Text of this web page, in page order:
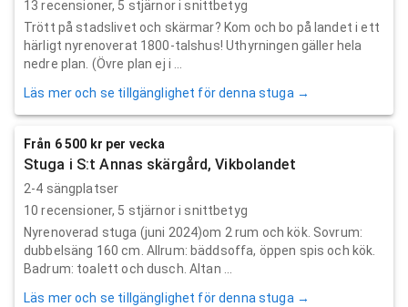
13 recensioner, 5 stjärnor i snittbetyg
Trött på stadslivet och skärmar? Kom och bo på landet i ett
härligt nyrenoverat 1800-talshus! Uthyrningen gäller hela
nedre plan. (Övre plan ej i ...
Läs mer och se tillgänglighet för denna stuga →
Från 6 500 kr per vecka
Stuga i S:t Annas skärgård, Vikbolandet
2-4 sängplatser
10 recensioner, 5 stjärnor i snittbetyg
Nyrenoverad stuga (juni 2024)om 2 rum och kök. Sovrum:
dubbelsäng 160 cm. Allrum: bäddsoffa, öppen spis och kök.
Badrum: toalett och dusch. Altan ...
Läs mer och se tillgänglighet för denna stuga →